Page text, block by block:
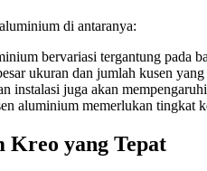
di antaranya:
bervariasi tergantung pada
ukuran dan jumlah kusen
instalasi juga akan
aluminium memerlukan
yang Tepat